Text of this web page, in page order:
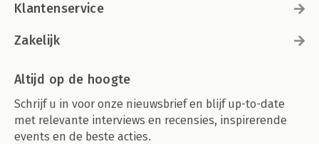
Klantenservice
Zakelijk
Altijd op de hoogte
Schrijf u in voor onze nieuwsbrief en blijf up-to-date
met relevante interviews en recensies, inspirerende
events en de beste acties.